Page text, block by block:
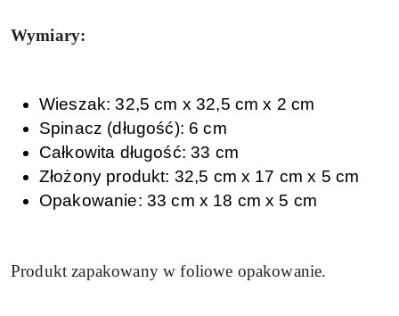
Wymiary:
Wieszak: 32,5 cm x 32,5 cm x 2 cm
Spinacz (długość): 6 cm
Całkowita długość: 33 cm
Złożony produkt: 32,5 cm x 17 cm x 5 cm
Opakowanie: 33 cm x 18 cm x 5 cm
Produkt zapakowany w foliowe opakowanie.